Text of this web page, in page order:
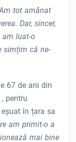
tot amânat
Dar, sincer,
luat-o
simțim că ne-
67 de ani din
, pentru
în țara sa
am primit-o a
mai bine